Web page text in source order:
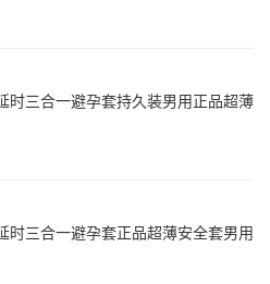
时三合一避孕套持久装男用正品超薄
时三合一避孕套正品超薄安全套男用